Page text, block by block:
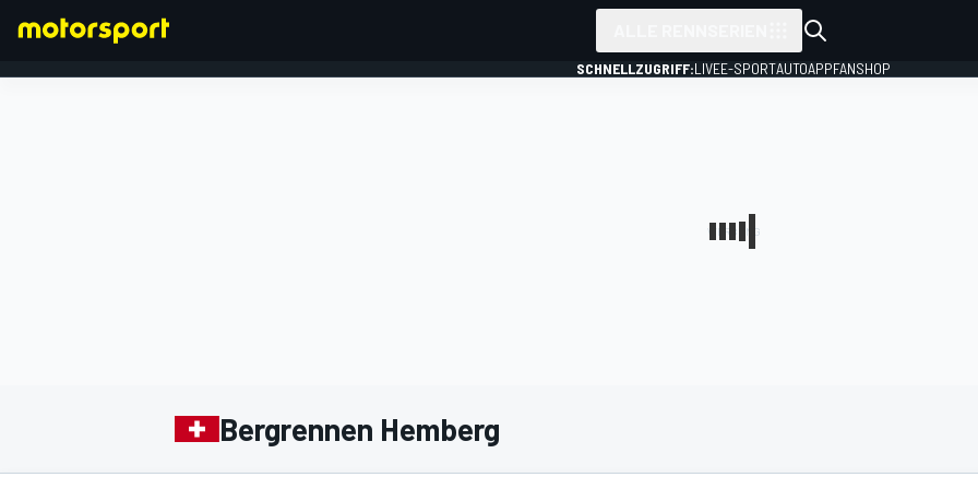
SCHNELLZUGRIFF:LIVEE-SPORTAUTOAPPFANSHOP
Bergrennen Hemberg